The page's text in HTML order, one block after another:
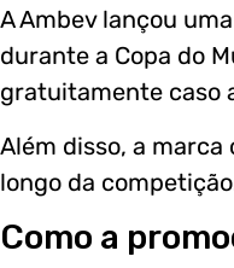
A Ambev lançou
durante a Copa do
gratuitamente caso
Além disso, a
longo da
Como a